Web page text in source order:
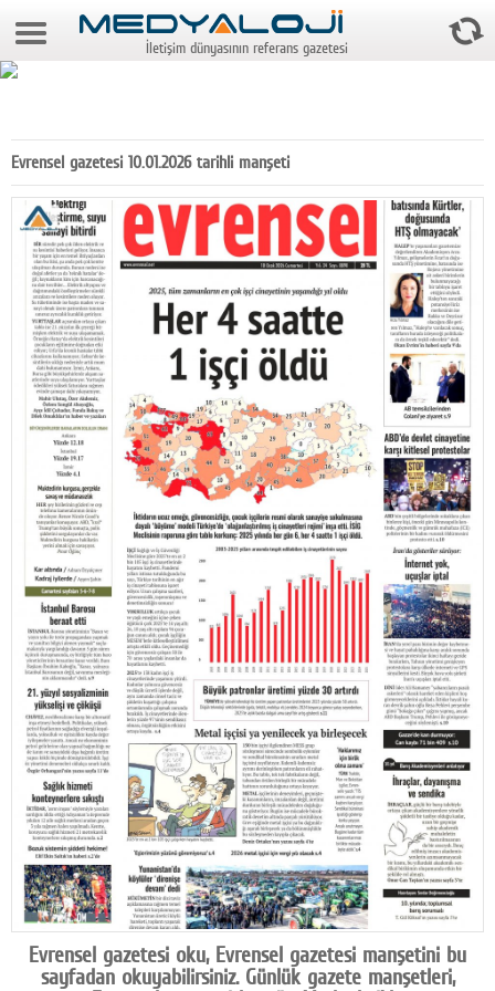
6 Ağustos 2026 8:35:33
Gazeteler
Medya
Reyting-tiraj
Teknoloji
Televizyon
Dünya
Pr
Facebook
Diziler
Karikatür
Youtube
Polemik
Reklam
Yazarlar
Künye
SOSYAL MEDYA
Facebook
Twitter
İletişim dünyasının referans gazetesi
Evrensel gazetesi 10.01.2026 tarihli manşeti
Evrensel gazetesi oku, Evrensel gazetesi manşetini bu
sayfadan okuyabilirsiniz. Günlük gazete manşetleri,